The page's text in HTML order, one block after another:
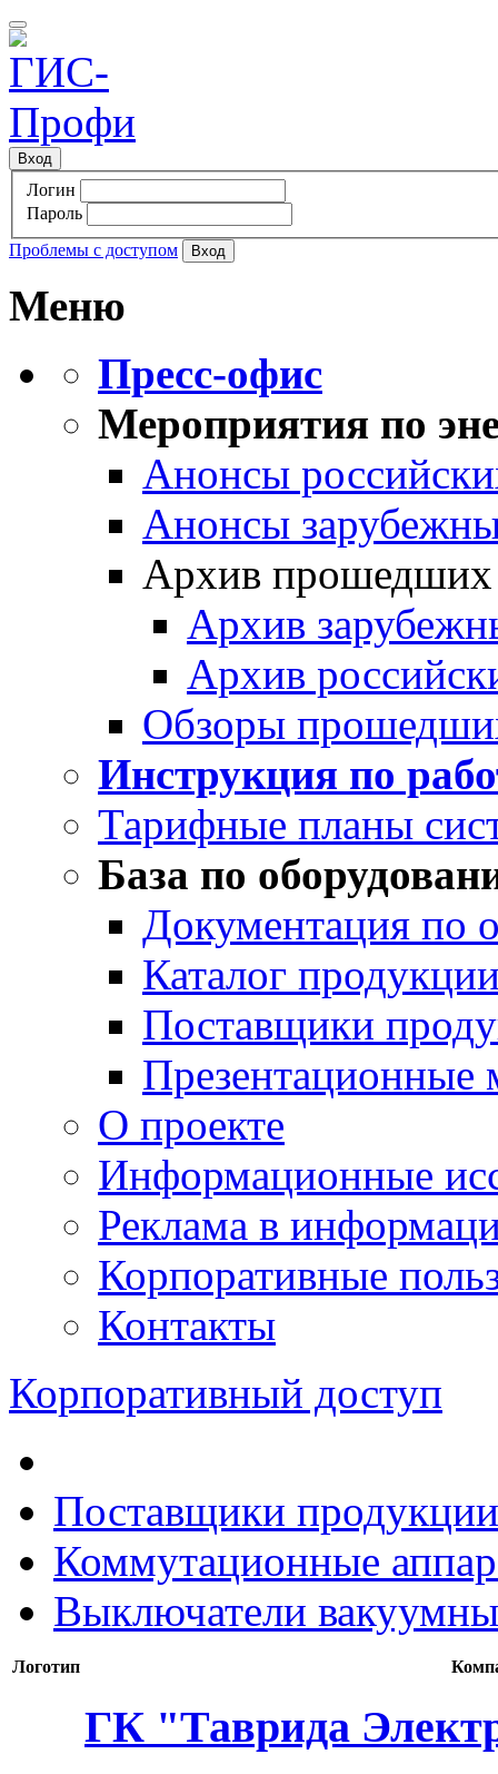
Вход
Логин
Пароль
Проблемы с доступом
Меню
Пресс-офис
Мероприятия по
Анонсы
Анонсы
Архив прошедших
Архив
Архив
Обзоры
Инструкция по
Тарифные планы
База по
Документация по
Каталог
Поставщики
Презентационные
О проекте
Информационные
Реклама в
Корпоративные
Контакты
Корпоративный доступ
Поставщики
Коммутационные
Выключатели
Логотип
ГК "Таврида